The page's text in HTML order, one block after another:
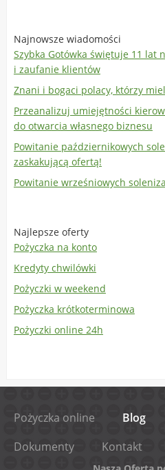
Najnowsze wiadomości
Szybka Gotówka świętuje 11 lat
i zaufanie klientów
Znani i bogaci polacy, którzy
Przeanalizuj umiejętności
do otwarcia własnego biznesu
Powitanie październikowych
zaskakującą ofertą!
Powitanie wrześniowych
Najlepsze oferty
Pożyczka na konto
Kredyty chwilówki
Pożyczki w weekend
Pożyczka krótkoterminowa
Pożyczki online 24h
Pożyczka online Blog
Dokumenty
Kontakt